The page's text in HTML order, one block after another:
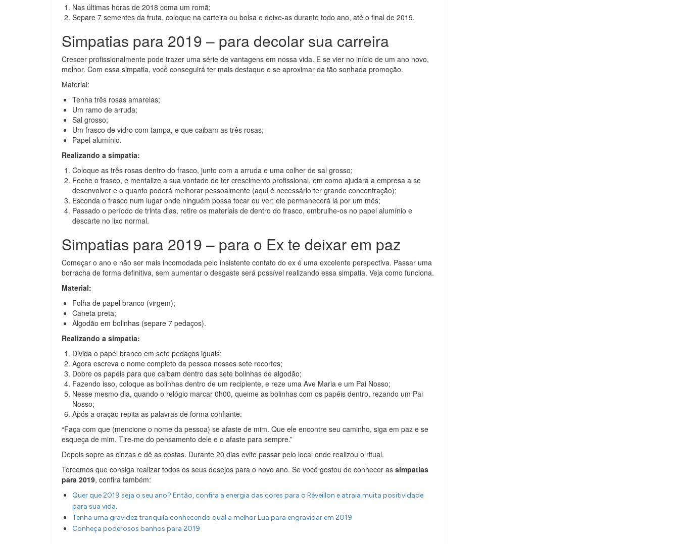
Nas últimas horas de 2018 coma um romã;
Separe 7 sementes da fruta, coloque na carteira ou bolsa e deixe-as durante todo ano, até o final de 2019.
Simpatias para 2019 – para decolar sua carreira
Crescer profissionalmente pode trazer uma série de vantagens em nossa vida. E se vier no início de um ano novo,
melhor. Com essa simpatia, você conseguirá ter mais destaque e se aproximar da tão sonhada promoção.
Material:
Tenha três rosas amarelas;
Um ramo de arruda;
Sal grosso;
Um frasco de vidro com tampa, e que caibam as três rosas;
Papel alumínio.
Realizando a simpatia:
Coloque as três rosas dentro do frasco, junto com a arruda e uma colher de sal grosso;
Feche o frasco, e mentalize a sua vontade de ter crescimento profissional, em como ajudará a empresa a se
desenvolver e o quanto poderá melhorar pessoalmente (aqui é necessário ter grande concentração);
Esconda o frasco num lugar onde ninguém possa tocar ou ver; ele permanecerá lá por um mês;
Passado o período de trinta dias, retire os materiais de dentro do frasco, embrulhe-os no papel alumínio e
descarte no lixo normal.
Simpatias para 2019 – para o Ex te deixar em paz
Começar o ano e não ser mais incomodada pelo insistente contato do ex é uma excelente perspectiva. Passar uma
borracha de forma definitiva, sem aumentar o desgaste será possível realizando essa simpatia. Veja como funciona.
Material:
Folha de papel branco (virgem);
Caneta preta;
Algodão em bolinhas (separe 7 pedaços).
Realizando a simpatia:
Divida o papel branco em sete pedaços iguais;
Agora escreva o nome completo da pessoa nesses sete recortes;
Dobre os papéis para que caibam dentro das sete bolinhas de algodão;
Fazendo isso, coloque as bolinhas dentro de um recipiente, e reze uma Ave Maria e um Pai Nosso;
Nesse mesmo dia, quando o relógio marcar 0h00, queime as bolinhas com os papéis dentro, rezando um Pai
Nosso;
Após a oração repita as palavras de forma confiante:
“Faça com que (mencione o nome da pessoa) se afaste de mim. Que ele encontre seu caminho, siga em paz e se
esqueça de mim. Tire-me do pensamento dele e o afaste para sempre.”
Depois sopre as cinzas e dê as costas. Durante 20 dias evite passar pelo local onde realizou o ritual.
Torcemos que consiga realizar todos os seus desejos para o novo ano. Se você gostou de conhecer as simpatias
para 2019, confira também:
Quer que 2019 seja o seu ano? Então, confira a energia das cores para o Réveillon e atraia muita positividade
para sua vida.
Tenha uma gravidez tranquila conhecendo qual a melhor Lua para engravidar em 2019
Conheça poderosos banhos para 2019